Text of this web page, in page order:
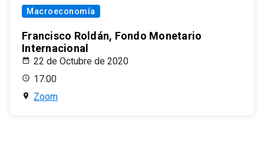
Macroeconomía
Francisco Roldán, Fondo Monetario
Internacional
22 de Octubre de 2020
17:00
Zoom